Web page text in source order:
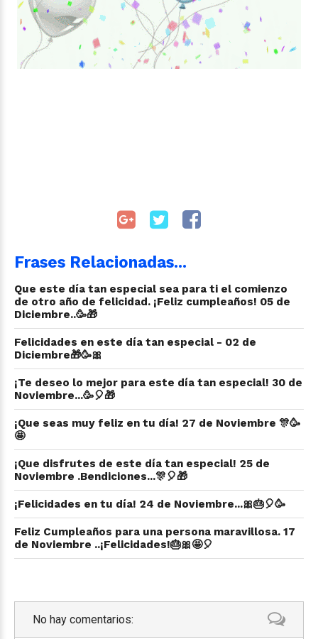
Frases Relacionadas...
Que este día tan especial sea para ti el comienzo
de otro año de felicidad. ¡Feliz cumpleaños! 05 de
Diciembre..🥳🎁
Felicidades en este día tan especial - 02 de
Diciembre🎁🥳🎀
¡Te deseo lo mejor para este día tan especial! 30 de
Noviembre...🥳🎈🎁
¡Que seas muy feliz en tu día! 27 de Noviembre 🎊🥳
🤩
¡Que disfrutes de este día tan especial! 25 de
Noviembre .Bendiciones...🎊🎈🎁
¡Felicidades en tu día! 24 de Noviembre...🎀🎂🎈🥳
Feliz Cumpleaños para una persona maravillosa. 17
de Noviembre ..¡Felicidades!🎂🎀🤩🎈
No hay comentarios: